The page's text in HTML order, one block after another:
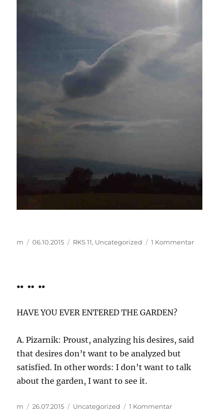
Autor
m
Veröffentlicht
06.10.2015 Kategorien
RKS 11, Uncategorized 1 Kommentarzu
.. .. ..
HAVE YOU EVER ENTERED THE GARDEN?
A. Pizarnik: Proust, analyzing his desires, said
that desires don’t want to be analyzed but
satisfied. In other words: I don’t want to talk
about the garden, I want to see it.
Autor
m
Veröffentlicht
26.07.2015 Kategorien
Uncategorized 1 Kommentarzu